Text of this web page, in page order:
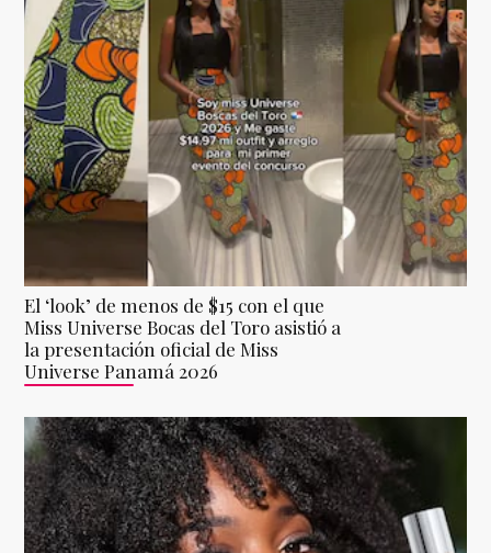
El ‘look’ de menos de $15 con el que
Miss Universe Bocas del Toro asistió a
la presentación oficial de Miss
Universe Panamá 2026